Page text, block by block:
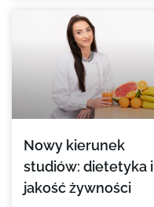
Nowy kierunek
studiów: dietetyka i
jakość żywności